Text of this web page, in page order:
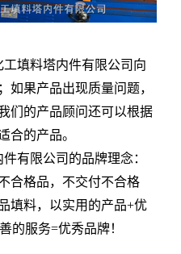
填料塔内件有限公司向
如果产品出现质量问题，
们的产品顾问还可以根据
合的产品。
有限公司的品牌理念：
合格品，不交付不合格
填料，以实用的产品+优
的服务=优秀品牌！